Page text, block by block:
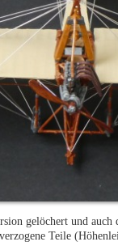
gelöchert und
Teile